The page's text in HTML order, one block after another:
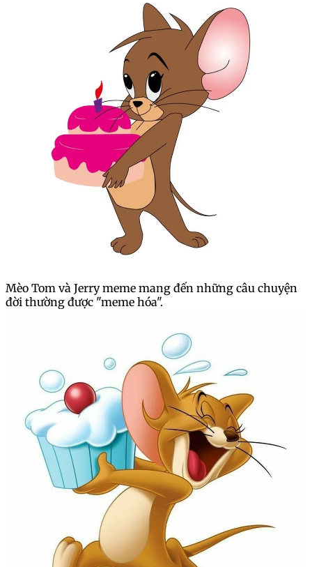
Mèo Tom và Jerry meme mang đến những câu chuyện
đời thường được "meme hóa".